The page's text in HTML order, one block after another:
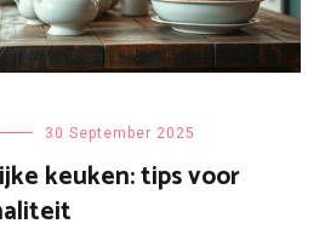
30 September 2025
keuken: tips voor